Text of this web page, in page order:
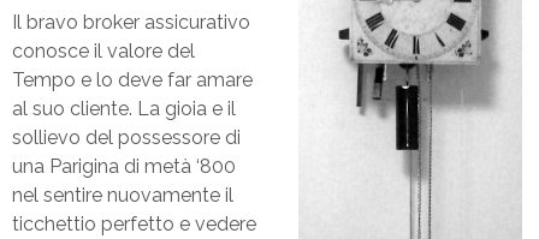
Il bravo broker assicurativo
conosce il valore del
Tempo e lo deve far amare
al suo cliente. La gioia e il
sollievo del possessore di
una Parigina di metà ‘800
nel sentire nuovamente il
ticchettio perfetto e vedere